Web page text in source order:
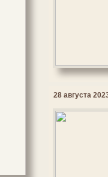
28 августа